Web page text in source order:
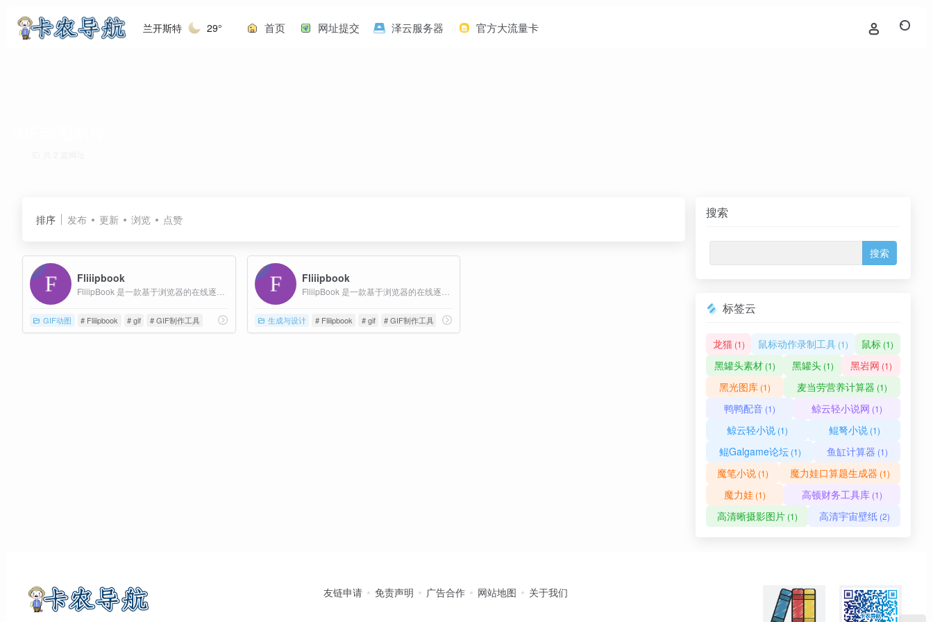
兰开斯特 29° 首页 网址提交 泽云服务器 官方大流量卡
排序 发布 更新 浏览 点赞
Fliiipbook
GIF动图 # Fliiipbook # gif # GIF制作工具
Fliiipbook
生成与设计 # Fliiipbook # gif # GIF制作工具
搜索
标签云
龙猫(1) 鼠标动作录制工具(1) 鼠标 (1)
黑罐头素材 (1) 黑罐头 (1) 黑岩网 (1)
黑光图库 (1) 麦当劳营养计算器 (1)
鸭鸭配音 (1) 鲸云轻小说网 (1)
鲸云轻小说(1) 鲲弩小说(1)
鲲Galgame论坛(1) 鱼缸计算器 (1)
魔笔小说(1) 魔力娃口算题生成器 (1)
魔力娃 (1) 高顿财务工具库 (1)
高清晰摄影图片(1) 高清宇宙壁纸(2)
友链申请 免责声明 广告合作 网站地图 关于我们